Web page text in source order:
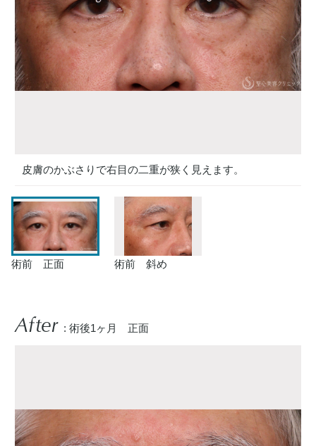
皮膚のかぶさりで右目の二重が狭く見えます。
術前 正面 術前 斜め
After : 術後1ヶ月 正面